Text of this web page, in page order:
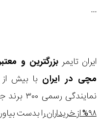
...
ایران تایمر بزرگترین و
مچی در ایران
نمایندگی رسمی ۳۰۰ برند جهانی است و توانسته ایم
۹۸% از خریداران
را بدست
میزان
لنز